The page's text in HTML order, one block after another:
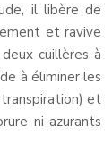
il libère de
et ravive
cuillères à
à éliminer les
transpiration) et
ni azurants